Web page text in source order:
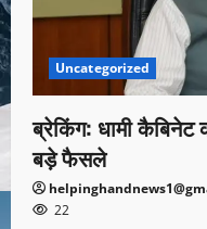
Uncategorized
ब्रेकिंग: धामी
बड़े फैसले
22